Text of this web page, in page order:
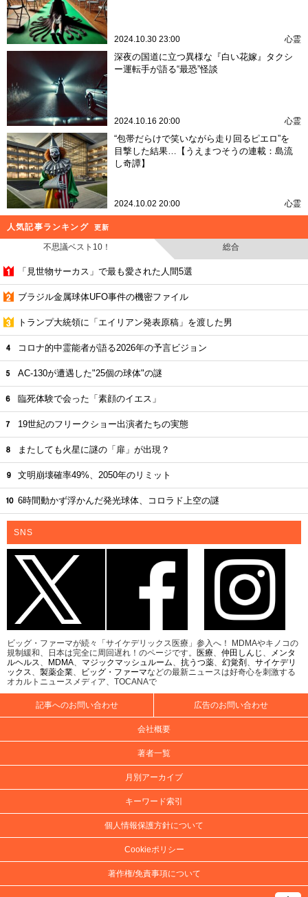
2024.10.30 23:00 心霊
深夜の国道に立つ異様な『白い花嫁』タクシ
ー運転手が語る“最恐”怪談
2024.10.16 20:00 心霊
“包帯だらけで笑いながら走り回るピエロ”を
目撃した結果…【うえまつそうの連載：島流
し奇譚】
2024.10.02 20:00 心霊
人気記事ランキング 更新
不思議ベスト10！ 総合
「見世物サーカス」で最も愛された人間5選
ブラジル金属球体UFO事件の機密ファイル
トランプ大統領に「エイリアン発表原稿」を渡した男
コロナ的中霊能者が語る2026年の予言ビジョン
AC-130が遭遇した"25個の球体"の謎
臨死体験で会った「素顔のイエス」
19世紀のフリークショー出演者たちの実態
またしても火星に謎の「扉」が出現？
文明崩壊確率49%、2050年のリミット
6時間動かず浮かんだ発光球体、コロラド上空の謎
SNS
ビッグ・ファーマが続々「サイケデリックス医療」参入へ！ MDMAやキノコの
規制緩和、日本は完全に周回遅れ！のページです。
医療、 仲田しんじ 、
メンタ
ルヘルス、 MDMA、 マジックマッシュルーム、 抗うつ薬、 幻覚剤 、 サイケデリ
ックス、 製薬企業、 ビッグ・ファーマなどの最新ニュースは好奇心を刺激する
オカルトニュースメディア、TOCANAで
記事へのお問い合わせ 広告のお問い合わせ
会社概要
著者一覧
月別アーカイブ
キーワード索引
個人情報保護方針について
Cookieポリシー
著作権/免責事項について